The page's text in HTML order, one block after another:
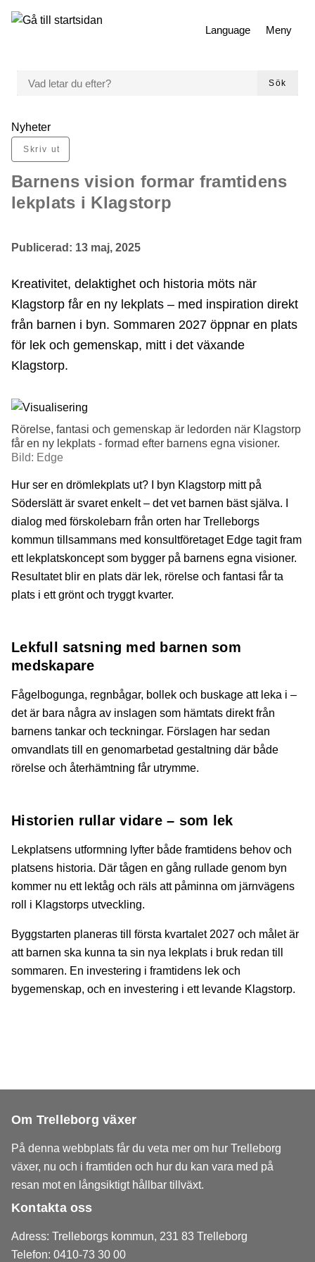
Gå till innehåll
till huvudmeny
Language
Meny
Sök
Du är här:
Nyheter
Skriv ut
Barnens vision formar framtidens
lekplats i Klagstorp
Publicerad: 13 maj, 2025
Kreativitet, delaktighet och historia möts när
Klagstorp får en ny lekplats – med inspiration direkt
från barnen i byn. Sommaren 2027 öppnar en plats
för lek och gemenskap, mitt i det växande
Klagstorp.
Rörelse, fantasi och gemenskap är ledorden när Klagstorp
får en ny lekplats - formad efter barnens egna visioner.
Bild: Edge
Hur ser en drömlekplats ut? I byn Klagstorp mitt på
Söderslätt är svaret enkelt – det vet barnen bäst själva. I
dialog med förskolebarn från orten har Trelleborgs
kommun tillsammans med konsultföretaget Edge tagit fram
ett lekplatskoncept som bygger på barnens egna visioner.
Resultatet blir en plats där lek, rörelse och fantasi får ta
plats i ett grönt och tryggt kvarter.
Lekfull satsning med barnen som
medskapare
Fågelbogunga, regnbågar, bollek och buskage att leka i –
det är bara några av inslagen som hämtats direkt från
barnens tankar och teckningar. Förslagen har sedan
omvandlats till en genomarbetad gestaltning där både
rörelse och återhämtning får utrymme.
Historien rullar vidare – som lek
Lekplatsens utformning lyfter både framtidens behov och
platsens historia. Där tågen en gång rullade genom byn
kommer nu ett lektåg och räls att påminna om järnvägens
roll i Klagstorps utveckling.
Byggstarten planeras till första kvartalet 2027 och målet är
att barnen ska kunna ta sin nya lekplats i bruk redan till
sommaren. En investering i framtidens lek och
bygemenskap, och en investering i ett levande Klagstorp.
Om Trelleborg växer
På denna webbplats får du veta mer om hur Trelleborg
växer, nu och i framtiden och hur du kan vara med på
resan mot en långsiktigt hållbar tillväxt.
Kontakta oss
Adress: Trelleborgs kommun, 231 83 Trelleborg
Telefon: 0410-73 30 00